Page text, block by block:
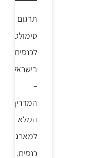
תרגום
סימולטני
לכנסים
בישראל
–
המדריך
המלא
למארגני
כנסים.